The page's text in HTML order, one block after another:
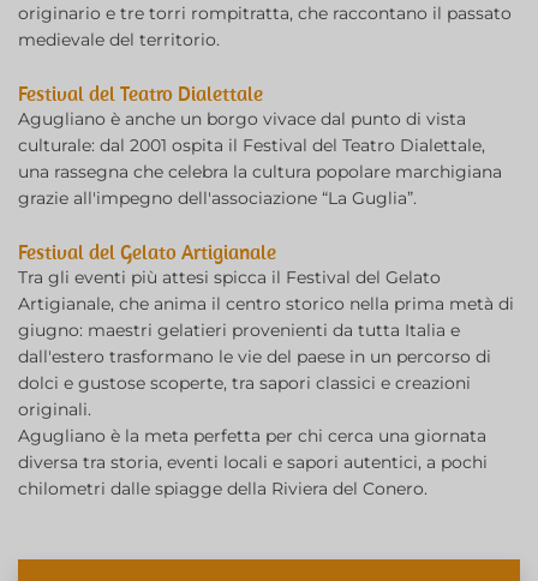
originario e tre torri rompitratta, che raccontano il passato
medievale del territorio.
Festival del Teatro Dialettale
Agugliano è anche un borgo vivace dal punto di vista
culturale: dal 2001 ospita il Festival del Teatro Dialettale,
una rassegna che celebra la cultura popolare marchigiana
grazie all'impegno dell'associazione “La Guglia”.
Festival del Gelato Artigianale
Tra gli eventi più attesi spicca il Festival del Gelato
Artigianale, che anima il centro storico nella prima metà di
giugno: maestri gelatieri provenienti da tutta Italia e
dall'estero trasformano le vie del paese in un percorso di
dolci e gustose scoperte, tra sapori classici e creazioni
originali.
Agugliano è la meta perfetta per chi cerca una giornata
diversa tra storia, eventi locali e sapori autentici, a pochi
chilometri dalle spiagge della Riviera del Conero.